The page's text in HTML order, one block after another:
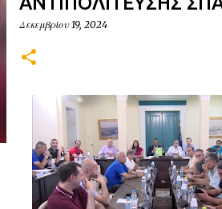
Δεκεμβρίου 19, 2024